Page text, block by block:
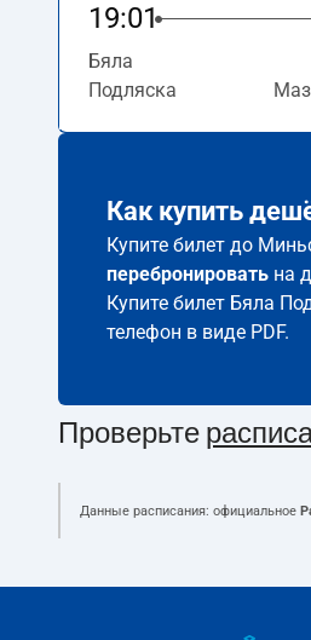
19:01
Бяла
Подляска
Как купить
Купите билет до
перебронировать на
Купите билет Бяла
телефон в виде PDF.
Проверьте
Данные расписания: официальное